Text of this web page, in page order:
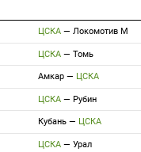
ЦСКА — Локомотив М
ЦСКА — Томь
Амкар — ЦСКА
ЦСКА — Рубин
Кубань — ЦСКА
ЦСКА — Урал